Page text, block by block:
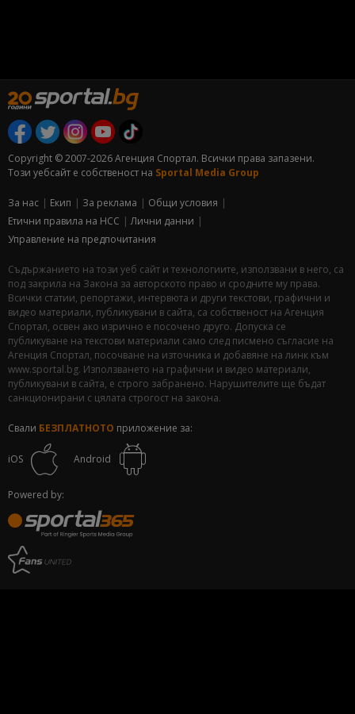
Copyright © 2007-2026 Агенция Спортал. Всички права запазени.
Този уебсайт е собственост на Sportal Media Group
За нас Екип За рекламa
Общи условия
Етични правила на НСС
Лични данни
Управление на предпочитания
Съдържанието на този уеб сайт и технологиите, използвани в него, са
под закрила на Закона за авторското право и сродните му права.
Всички статии, репортажи, интервюта и други текстови, графични и
видео материали, публикувани в сайта, са собственост на Агенция
Спортал, освен ако изрично е посочено друго. Допуска се
публикуване на текстови материали само след писмено съгласие на
Агенция Спортал, посочване на източника и добавяне на линк към
www.sportal.bg. Използването на графични и видео материали,
публикувани в сайта, е строго забранено. Нарушителите ще бъдат
санкционирани с цялата строгост на закона.
Свали БЕЗПЛАТНОТО приложение за:
iOS Android
Powered by: